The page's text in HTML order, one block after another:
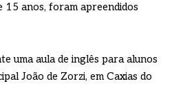
15 anos, foram apreendidos
uma aula de inglês para alunos
João de Zorzi, em Caxias do